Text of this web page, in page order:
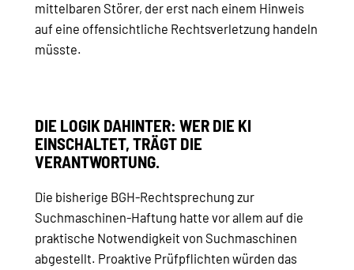
mittelbaren Störer, der erst nach einem Hinweis
auf eine offensichtliche Rechtsverletzung handeln
müsste.
DIE LOGIK DAHINTER: WER DIE KI
EINSCHALTET, TRÄGT DIE
VERANTWORTUNG.
Die bisherige BGH-Rechtsprechung zur
Suchmaschinen-Haftung hatte vor allem auf die
praktische Notwendigkeit von Suchmaschinen
abgestellt. Proaktive Prüfpflichten würden das